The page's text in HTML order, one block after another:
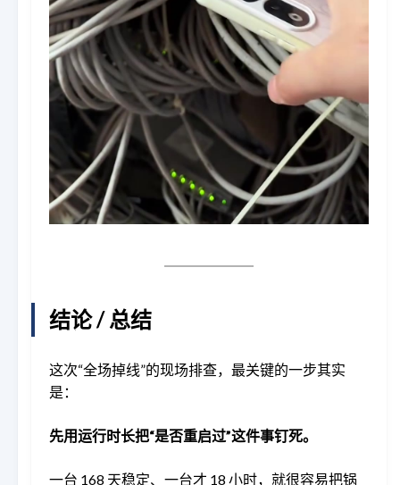
结论 / 总结
这次“全场掉线”的现场排查，最关键的一步其实
是：
先用运行时长把“是否重启过”这件事钉死。
一台 168 天稳定、一台才 18 小时，就很容易把锅